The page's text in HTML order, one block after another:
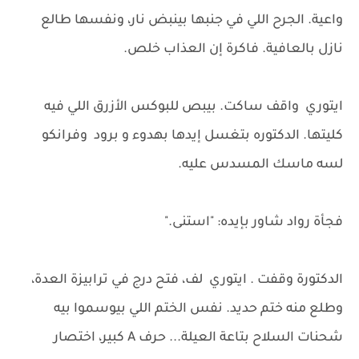
واعية. الجرح اللي في جنبها بينبض نار، ونفسها طالع
نازل بالعافية. فاكرة إن العذاب خلص.
ايتوري واقف ساكت. بيبص للبوكس الأزرق اللي فيه
كليتها. الدكتوره بتغسل إيدها بهدوء و برود وفرانكو
لسه ماسك المسدس عليه.
فجأة رواد شاور بإيده: "استنى."
الدكتورة وقفت . ايتوري لف، فتح درج في ترابيزة العدة،
وطلع منه ختم حديد. نفس الختم اللي بيوسموا بيه
شحنات السلاح بتاعة العيلة... حرف A كبير، اختصار